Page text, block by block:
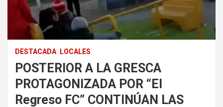
DESTACADA LOCALES
POSTERIOR A LA GRESCA
PROTAGONIZADA POR “El
Regreso FC” CONTINÚAN LAS